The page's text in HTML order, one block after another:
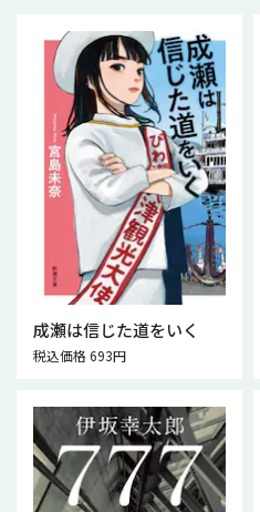
成瀬は信じた道をいく
税込価格 693円